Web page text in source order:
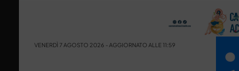
VENERDÌ 7 AGOSTO 2026 - AGGIORNATO ALLE 11:59